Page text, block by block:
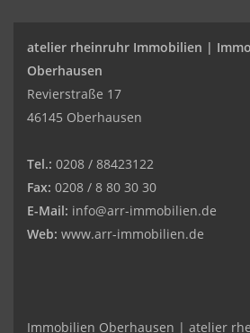
atelier rheinruhr Immobilien |
Oberhausen
Revierstraße 17
46145 Oberhausen
Tel.: 0208 / 88423122
Fax: 0208 / 8 80 30 30
E-Mail: info@arr-immobilien.de
Web: www.arr-immobilien.de
Immobilien Oberhausen | atelier